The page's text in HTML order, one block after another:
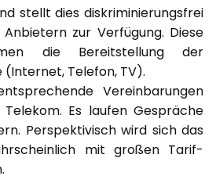
stellt dies diskriminierungsfrei
zur Verfügung. Diese
die Bereitstellung der
Telefon, TV).
Vereinbarungen
Es laufen Gespräche
Perspektivisch wird sich das
mit großen Tarif-